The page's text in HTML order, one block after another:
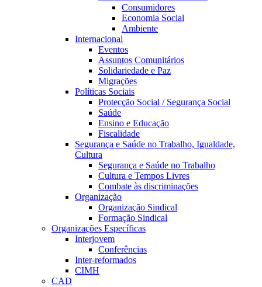
Consumidores
Economia Social
Ambiente
Internacional
Eventos
Assuntos Comunitários
Solidariedade e Paz
Migrações
Políticas Sociais
Protecção Social / Segurança Social
Saúde
Ensino e Educação
Fiscalidade
Segurança e Saúde no Trabalho, Igualdade,
Cultura
Segurança e Saúde no Trabalho
Cultura e Tempos Livres
Combate às discriminações
Organização
Organização Sindical
Formação Sindical
Organizações Específicas
Interjovem
Conferências
Inter-reformados
CIMH
CAD